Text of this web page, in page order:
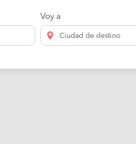
Voy a
Ciudad de destino